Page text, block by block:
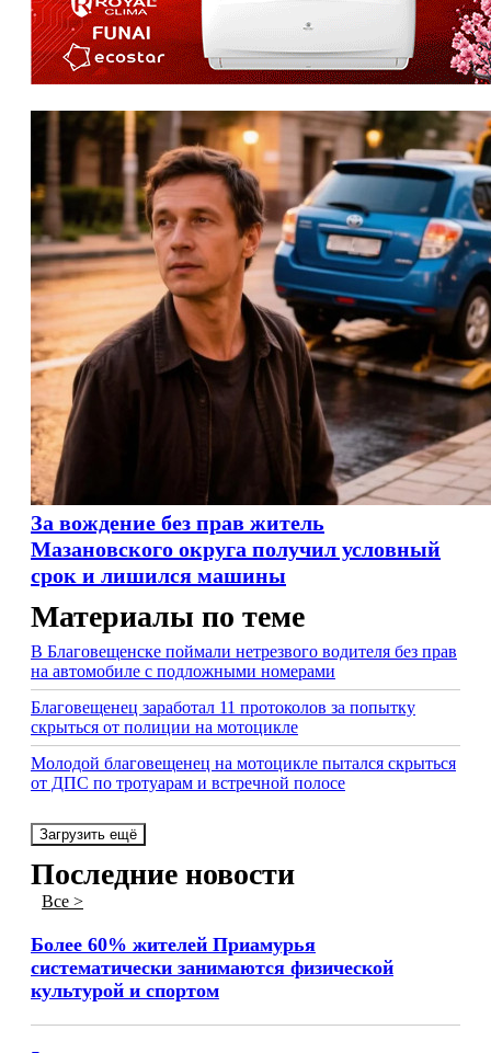
За вождение без прав житель
Мазановского округа получил условный
срок и лишился машины
Материалы по теме
В Благовещенске поймали нетрезвого водителя без прав
на автомобиле с подложными номерами
Благовещенец заработал 11 протоколов за попытку
скрыться от полиции на мотоцикле
Молодой благовещенец на мотоцикле пытался скрыться
от ДПС по тротуарам и встречной полосе
Загрузить ещё
Последние новости
Все >
Более 60% жителей Приамурья
систематически занимаются физической
культурой и спортом